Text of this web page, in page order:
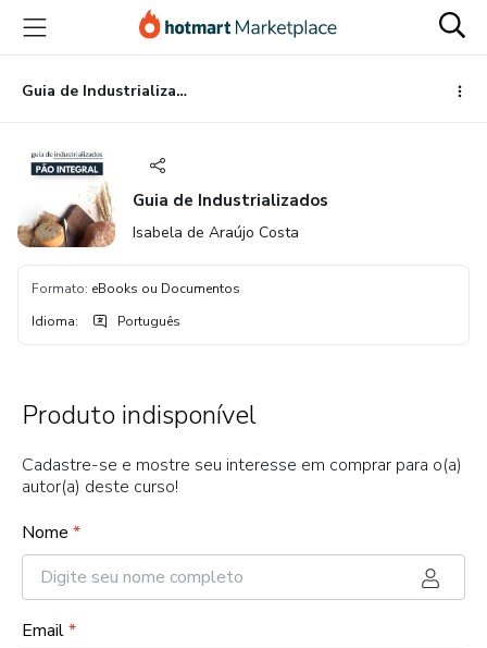
para
conteúdo
principal
para
pagamento
para
rodapé
Guia de Industrializados
Guia de Industrializados
Isabela de Araújo Costa
Formato: eBooks ou Documentos
Idioma: Português
Produto indisponível
Cadastre-se e mostre seu interesse em comprar para o(a)
autor(a) deste curso!
Nome *
Email*